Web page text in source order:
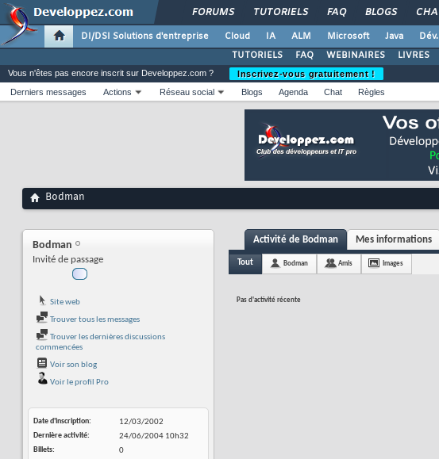
FORUMS TUTORIELS FAQ BLOGS
DI/DSI Solutions d'entreprise Cloud IA ALM Microsoft Java
TUTORIELS
FAQ WEBINAIRES LIVRES
Vous n'êtes pas encore inscrit sur Developpez.com ?
Inscrivez-vous gratuitement !
Derniers messages
Actions Réseau social Blogs Agenda Chat Règles
Bodman
Bodman
Invité de passage
Site web
Trouver tous les messages
Trouver les dernières discussions
commencées
Voir son blog
Voir le profil Pro
Date d'inscription
12/03/2002
Dernière activité
24/06/2004 10h32
Billets
0
Activité de Bodman Mes informations
Tout Bodman Amis Images
Pas d'activité récente